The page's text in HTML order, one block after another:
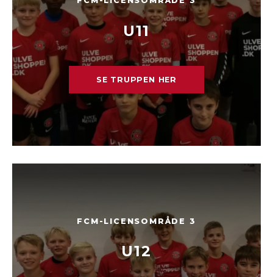
U11
SE TRUPPEN HER
FCM-LICENSOMRÅDE 3
U12